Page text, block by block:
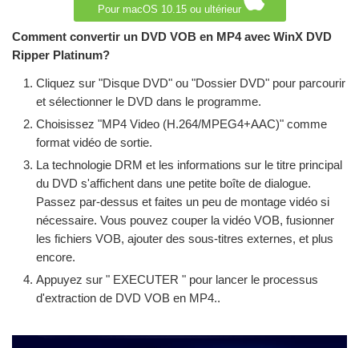
Pour macOS 10.15 ou ultérieur
Comment convertir un DVD VOB en MP4 avec WinX DVD
Ripper Platinum?
Cliquez sur "Disque DVD" ou "Dossier DVD" pour parcourir
et sélectionner le DVD dans le programme.
Choisissez "MP4 Video (H.264/MPEG4+AAC)" comme
format vidéo de sortie.
La technologie DRM et les informations sur le titre principal
du DVD s'affichent dans une petite boîte de dialogue.
Passez par-dessus et faites un peu de montage vidéo si
nécessaire. Vous pouvez couper la vidéo VOB, fusionner
les fichiers VOB, ajouter des sous-titres externes, et plus
encore.
Appuyez sur " EXECUTER " pour lancer le processus
d'extraction de DVD VOB en MP4..